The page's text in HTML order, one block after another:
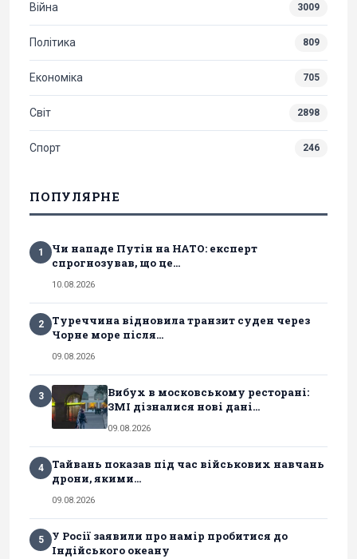
Війна 3009
Політика 809
Економіка 705
Світ 2898
Спорт 246
ПОПУЛЯРНЕ
1
Чи нападе Путін на НАТО: експерт
спрогнозував, що це...
10.08.2026
2
Туреччина відновила транзит суден через
Чорне море після...
09.08.2026
3
Вибух в московському ресторані:
ЗМІ дізналися нові дані...
09.08.2026
4
Тайвань показав під час військових навчань
дрони, якими...
09.08.2026
5
У Росії заявили про намір пробитися до
Індійського океану